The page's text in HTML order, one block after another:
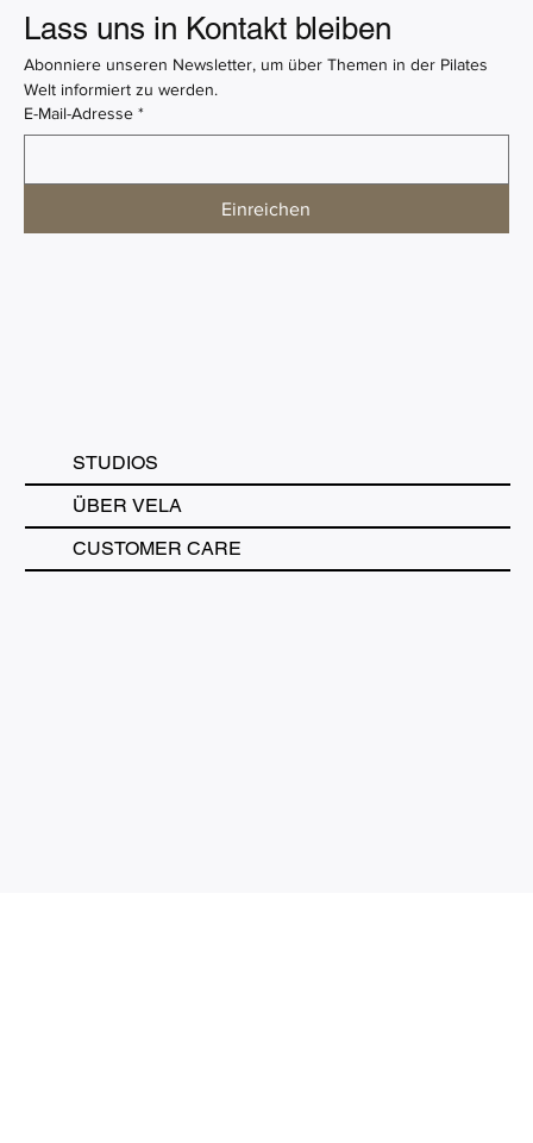
STUDIOS
ÜBER VELA
CUSTOMER CARE
Lass uns in Kontakt bleiben
Abonniere unseren Newsletter, um über Themen in der Pilates
Welt informiert zu werden.
E-Mail-Adresse *
Einreichen